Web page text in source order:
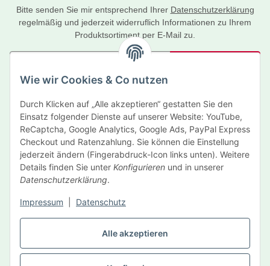
Alle akzeptieren
Wie wir Cookies & Co nutzen
Durch Klicken auf „Alle akzeptieren“ gestatten Sie den
Einsatz folgender Dienste auf unserer Website: YouTube,
ReCaptcha, Google Analytics, Google Ads, PayPal Express
Checkout und Ratenzahlung. Sie können die Einstellung
jederzeit ändern (Fingerabdruck-Icon links unten). Weitere
Details finden Sie unter Konfigurieren und in unserer
Datenschutzerklärung.
Impressum Datenschutz
Bitte senden Sie mir entsprechend Ihrer Datenschutzerklärung
regelmäßig und jederzeit widerruflich Informationen zu Ihrem
Produktsortiment per E-Mail zu.
Newsletter Abonnieren
Informationen
Gesetzliche Informationen
Hersteller
Vertrag widerrufen